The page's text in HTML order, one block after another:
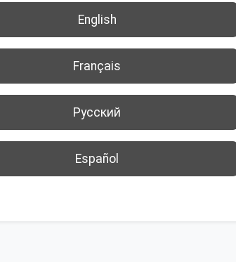
English
Français
Русский
Español